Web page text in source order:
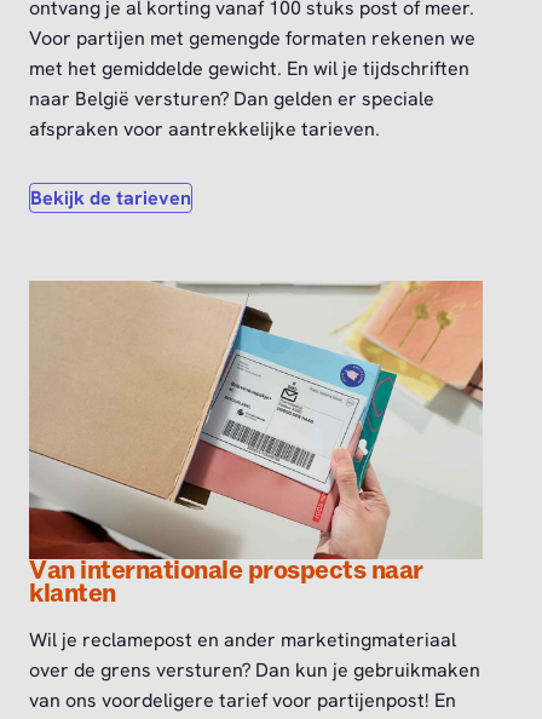
ontvang je al korting vanaf 100 stuks post of meer.
Voor partijen met gemengde formaten rekenen we
met het gemiddelde gewicht. En wil je tijdschriften
naar België versturen? Dan gelden er speciale
afspraken voor aantrekkelijke tarieven.
Bekijk de tarieven
Van internationale prospects naar
klanten
Wil je reclamepost en ander marketingmateriaal
over de grens versturen? Dan kun je gebruikmaken
van ons voordeligere tarief voor partijenpost! En